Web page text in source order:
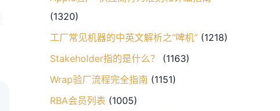
(1320)
工厂常见机器的中英文解析之“啤机” (1218)
Stakeholder指的是什么？
(1163)
Wrap验厂流程完全指南 (1151)
RBA会员列表 (1005)